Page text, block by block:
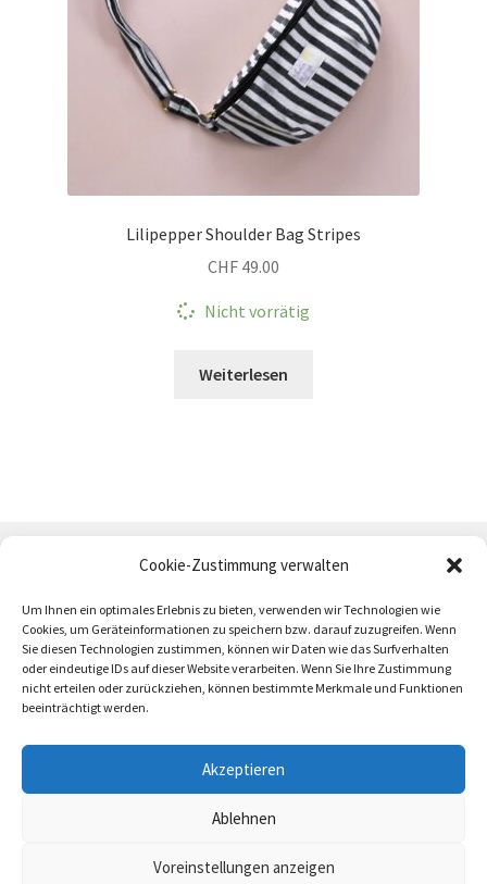
Cookie-Zustimmung verwalten
Um Ihnen ein optimales Erlebnis zu bieten, verwenden wir Technologien wie
Cookies, um Geräteinformationen zu speichern bzw. darauf zuzugreifen. Wenn
Sie diesen Technologien zustimmen, können wir Daten wie das Surfverhalten
oder eindeutige IDs auf dieser Website verarbeiten. Wenn Sie Ihre Zustimmung
nicht erteilen oder zurückziehen, können bestimmte Merkmale und Funktionen
beeinträchtigt werden.
Akzeptieren
Ablehnen
Voreinstellungen anzeigen
Lilipepper Shoulder Bag Stripes
CHF 49.00
Nicht vorrätig
Weiterlesen
AGB Zahlung und Versand Impressum